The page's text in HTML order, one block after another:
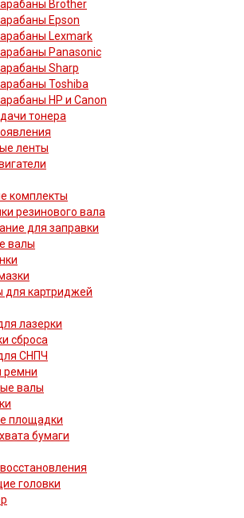
Brother
Epson
Lexmark
Panasonic
Sharp
Toshiba
HP и Canon
тонера
ленты
комплекты
резинового вала
для заправки
валы
для картриджей
лазерки
сброса
СНПЧ
ремни
валы
площадки
бумаги
головки